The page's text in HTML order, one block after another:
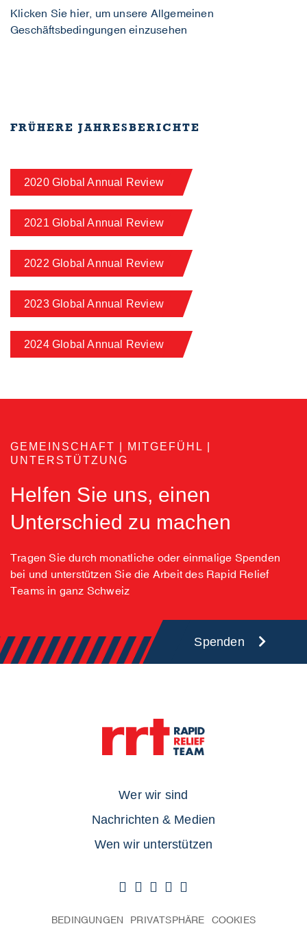
Klicken Sie hier, um unsere Allgemeinen
Geschäftsbedingungen einzusehen
FRÜHERE JAHRESBERICHTE
2020 Global Annual Review
2021 Global Annual Review
2022 Global Annual Review
2023 Global Annual Review
2024 Global Annual Review
GEMEINSCHAFT | MITGEFÜHL |
UNTERSTÜTZUNG
Helfen Sie uns, einen
Unterschied zu machen
Tragen Sie durch monatliche oder einmalige Spenden
bei und unterstützen Sie die Arbeit des Rapid Relief
Teams in ganz Schweiz
Spenden
Wer wir sind
Nachrichten & Medien
Wen wir unterstützen
BEDINGUNGEN PRIVATSPHÄRE COOKIES